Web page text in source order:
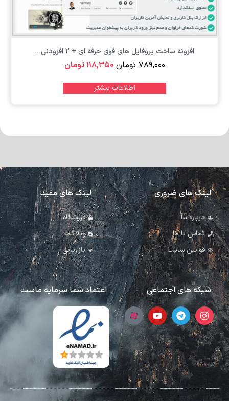
افزونه ساخت پروفایل های فوق حرفه ای + 2 افزودنی...
۷۸۹,۰۰۰ تومان۱۱۸,۳۵۰تومان
اطلاعات بیشتر
لینک های ضروری
درباره ما
تماس با ما
قوانین سایت
لینک های مفید
فروشگاه
وبلاگ
بازاریابی
شبکه های اجتماعی اعتماد شما سرمایه ماست